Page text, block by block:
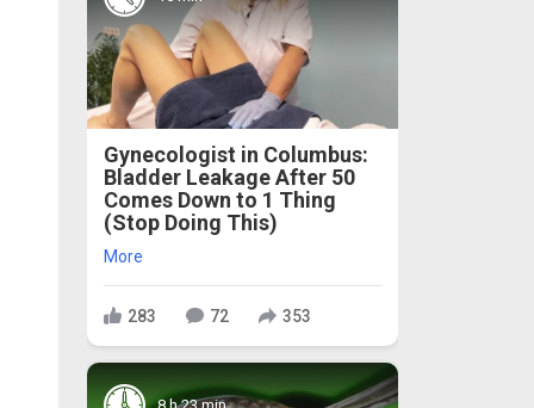
Gynecologist in Columbus:
Bladder Leakage After 50
Comes Down to 1 Thing
(Stop Doing This)
More
283 72 353